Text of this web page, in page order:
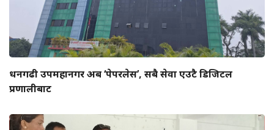
धनगढी उपमहानगर अब ‘पेपरलेस’, सबै सेवा एउटै डिजिटल
प्रणालीबाट